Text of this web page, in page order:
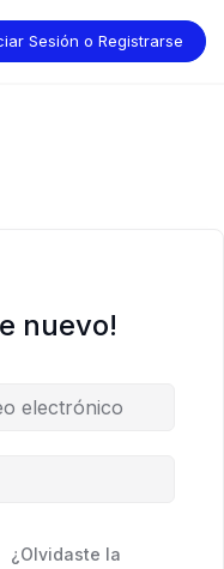
Sesión o Registrarse
nuevo!
¿Olvidaste la